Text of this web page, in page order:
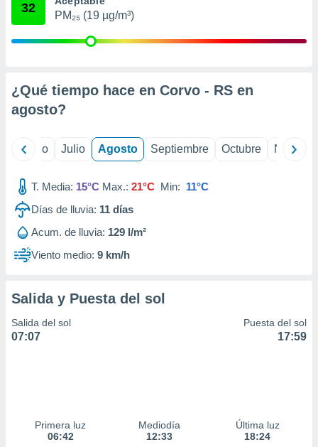
publicidad
1199
32
PM₂₅ (19 µg/m³)
¿Qué tiempo hace en Corvo - RS en
agosto?
Junio Julio Agosto Septiembre Octubre
T. Media: 15°C Max.: 21°C Min: 11°C
Días de lluvia: 11 días
Acum. de lluvia: 129 l/m²
Viento medio: 9 km/h
Salida y Puesta del sol
Salida del sol
07:07
Puesta del sol
17:59
Primera luz
06:42
Mediodía
12:33
Última luz
18:24